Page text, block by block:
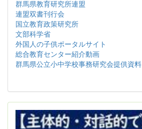
群馬県教育研究所連盟
連盟双書刊行会
国立教育政策研究所
文部科学省
外国人の子供ポータルサイト
総合教育センター紹介動画
群馬県公立小中学校事務研究会提供資料